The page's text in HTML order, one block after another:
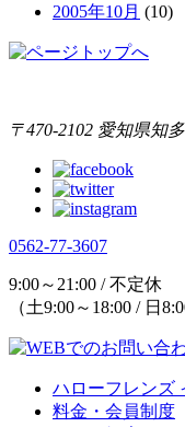
2005年10月 (10)
〒470-2102 愛知県知
0562-77-3607
9:00～21:00 / 不定休
（土9:00～18:00 / 日
ハローフレンズ
料金・会員制度